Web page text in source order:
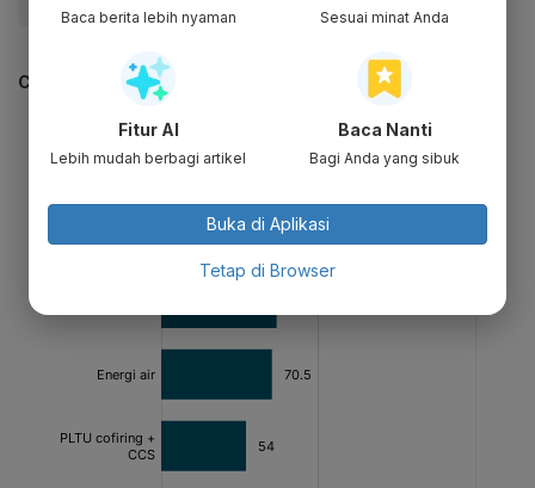
#Katadata Green
CEK JUGA DATA INI
Baca berita lebih nyaman Sesuai minat Anda
Fitur AI
Lebih mudah berbagi artikel
Baca Nanti
Bagi Anda yang sibuk
Buka di Aplikasi
Tetap di Browser